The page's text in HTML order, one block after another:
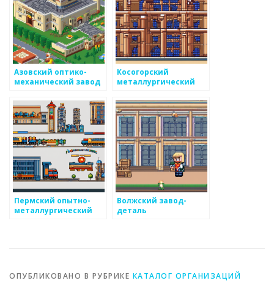
Азовский оптико-
механический завод
Косогорский
металлургический
Пермский опытно-
металлургический
Волжский завод-
деталь
ОПУБЛИКОВАНО В РУБРИКЕ КАТАЛОГ ОРГАНИЗАЦИЙ